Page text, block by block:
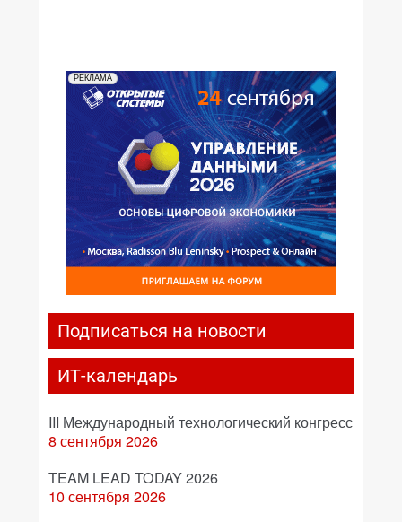
РЕКЛАМА
Подписаться на новости
ИТ-календарь
III Международный технологический конгресс
8 сентября 2026
TEAM LEAD TODAY 2026
10 сентября 2026